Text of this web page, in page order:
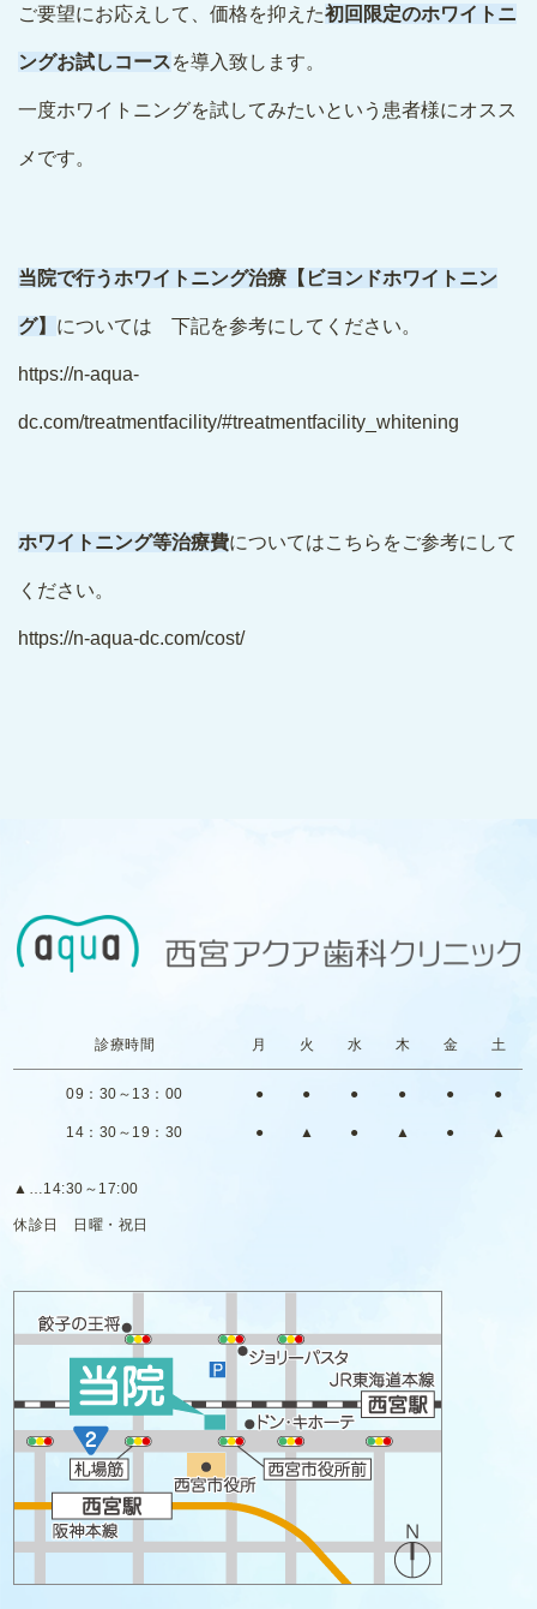
ご要望にお応えして、価格を抑えた初回限定のホワイトニ
ングお試しコースを導入致します。
一度ホワイトニングを試してみたいという患者様にオスス
メです。
当院で行うホワイトニング治療【ビヨンドホワイトニン
グ】 については 下記を参考にしてください。
https://n-aqua-
dc.com/treatmentfacility/#treatmentfacility_whitening
ホワイトニング等治療費についてはこちらをご参考にして
ください。
https://n-aqua-dc.com/cost/
診療時間 月 火 水 木 金 土
09：30～13：00 ● ● ● ● ● ●
14：30～19：30 ● ▲ ● ▲ ● ▲
▲ …14:30～17:00
休診日 日曜・祝日